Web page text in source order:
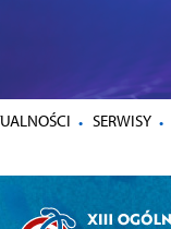
SERWISY